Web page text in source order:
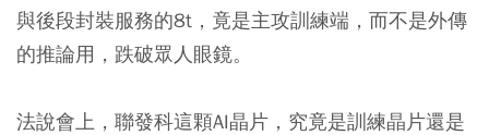
與後段封裝服務的8t，竟是主攻訓練端，而不是外傳
的推論用，跌破眾人眼鏡。
法說會上，聯發科這顆AI晶片，究竟是訓練晶片還是